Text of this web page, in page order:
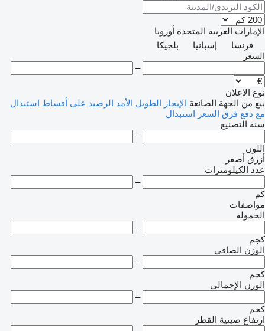
الإمارات العربية المتحدة أوروبا
فرنسا
إسبانيا
بلجيكا
السعر
–
نوع الإعلان
بيع من الجهة الصانعة الإيجار الطويل الأمد الرصيد على أقساط استبدال
مع دفع فرق السعر استبدال
سنة التصنيع
–
اللون
أزرق أصفر
عدد الكيلومترات
–
كم
مواصفات
الحمولة
–
كجم
الوزن الصافي
–
كجم
الوزن الإجمالي
–
كجم
ارتفاع صينية القطر